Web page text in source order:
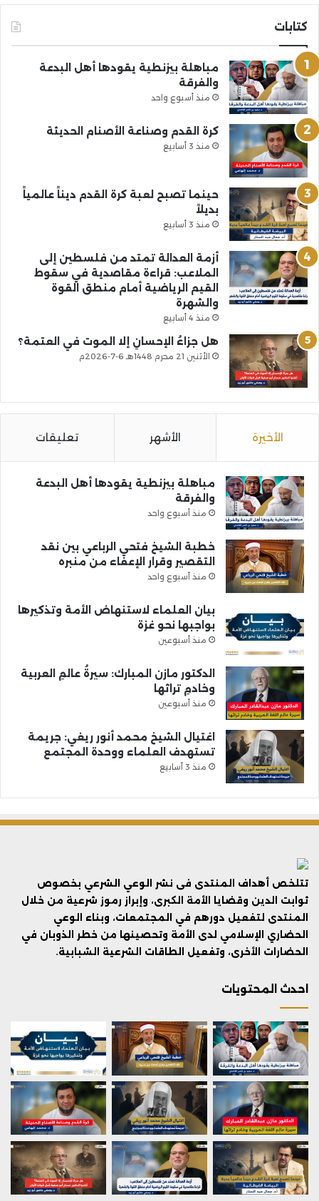
كتابات
مباهلة بيزنطية يقودها أهل البدعة
والفرقة
منذ أسبوع واحد
كرة القدم وصناعة الأصنام الحديثة
منذ 3 أسابيع
حينما تصبح لعبة كرة القدم ديناً عالمياً
بديلاً
منذ 3 أسابيع
أزمة العدالة تمتد من فلسطين إلى
الملاعب: قراءة مقاصدية في سقوط
القيم الرياضية أمام منطق القوة
والشهرة
منذ 4 أسابيع
هل جزاءُ الإحسانِ إلا الموت في العتمة؟
الأثنين 21 محرم 1448هـ 6-7-2026م
الأخيرة الأشهر تعليقات
مباهلة بيزنطية يقودها أهل البدعة
والفرقة
منذ أسبوع واحد
خطبة الشيخ فتحي الرباعي بين نقد
التقصير وقرار الإعفاء من منبره
منذ أسبوع واحد
بيان العلماء لاستنهاض الأمة وتذكيرها
بواجبها نحو غزة
منذ أسبوعين
الدكتور مازن المبارك: سيرةُ عالمِ العربية
وخادمِ تراثها
منذ أسبوعين
اغتيال الشيخ محمد أنور ريغي: جريمة
تستهدف العلماء ووحدة المجتمع
منذ 3 أسابيع
تتلخص أهداف المنتدى فى نشر الوعي الشرعي بخصوص
ثوابت الدين وقضايا الأمة الكبرى، وإبراز رموز شرعية من خلال
المنتدى لتفعيل دورهم في المجتمعات، وبناء الوعي
الحضاري الإسلامي لدى الأمة وتحصينها من خطر الذوبان في
الحضارات الأخرى، وتفعيل الطاقات الشرعية الشبابية.
احدث المحتويات